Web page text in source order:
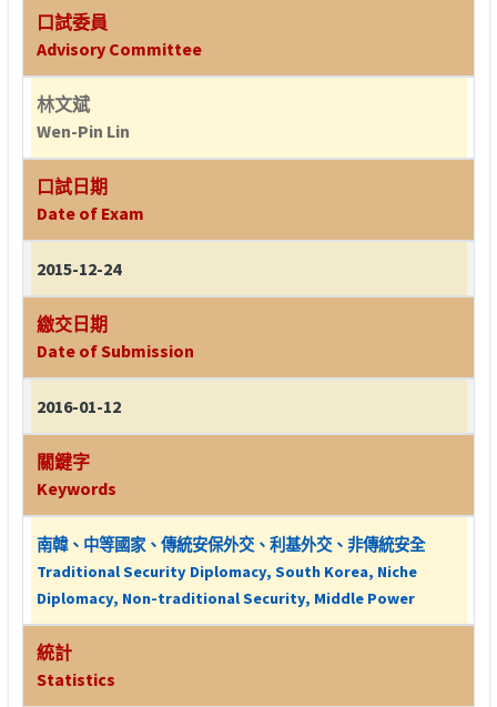
口試委員
Advisory Committee
林文斌
Wen-Pin Lin
口試日期
Date of Exam
2015-12-24
繳交日期
Date of Submission
2016-01-12
關鍵字
Keywords
南韓、中等國家、傳統安保外交、利基外交、非傳統安全
Traditional Security Diplomacy, South Korea, Niche
Diplomacy, Non-traditional Security, Middle Power
統計
Statistics